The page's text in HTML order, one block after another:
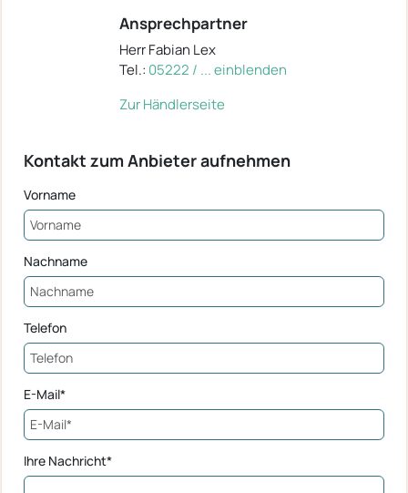
Ansprechpartner
Herr Fabian Lex
Tel.: 05222 / ... einblenden
Zur Händlerseite
Kontakt zum Anbieter aufnehmen
Vorname
Nachname
Telefon
E-Mail*
Ihre Nachricht*